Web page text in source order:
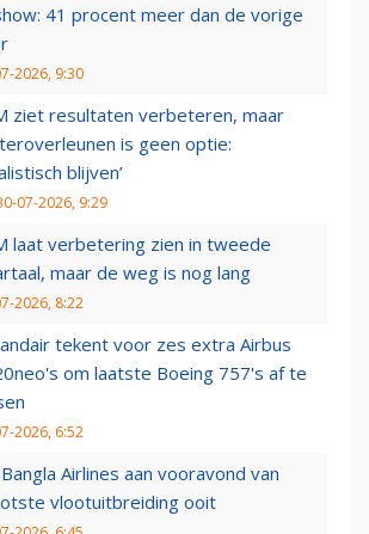
41 procent meer dan de vorige
2026, 9:30
ziet resultaten verbeteren, maar
is geen optie:
blijven’
07-2026, 9:29
laat verbetering zien in tweede
maar de weg is nog lang
2026, 8:22
tekent voor zes extra Airbus
om laatste Boeing 757's af te
2026, 6:52
Airlines aan vooravond van
vlootuitbreiding ooit